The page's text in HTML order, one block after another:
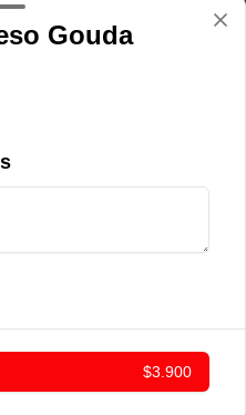
Cerdo Frito
Chorizo
Gouda
$3.900